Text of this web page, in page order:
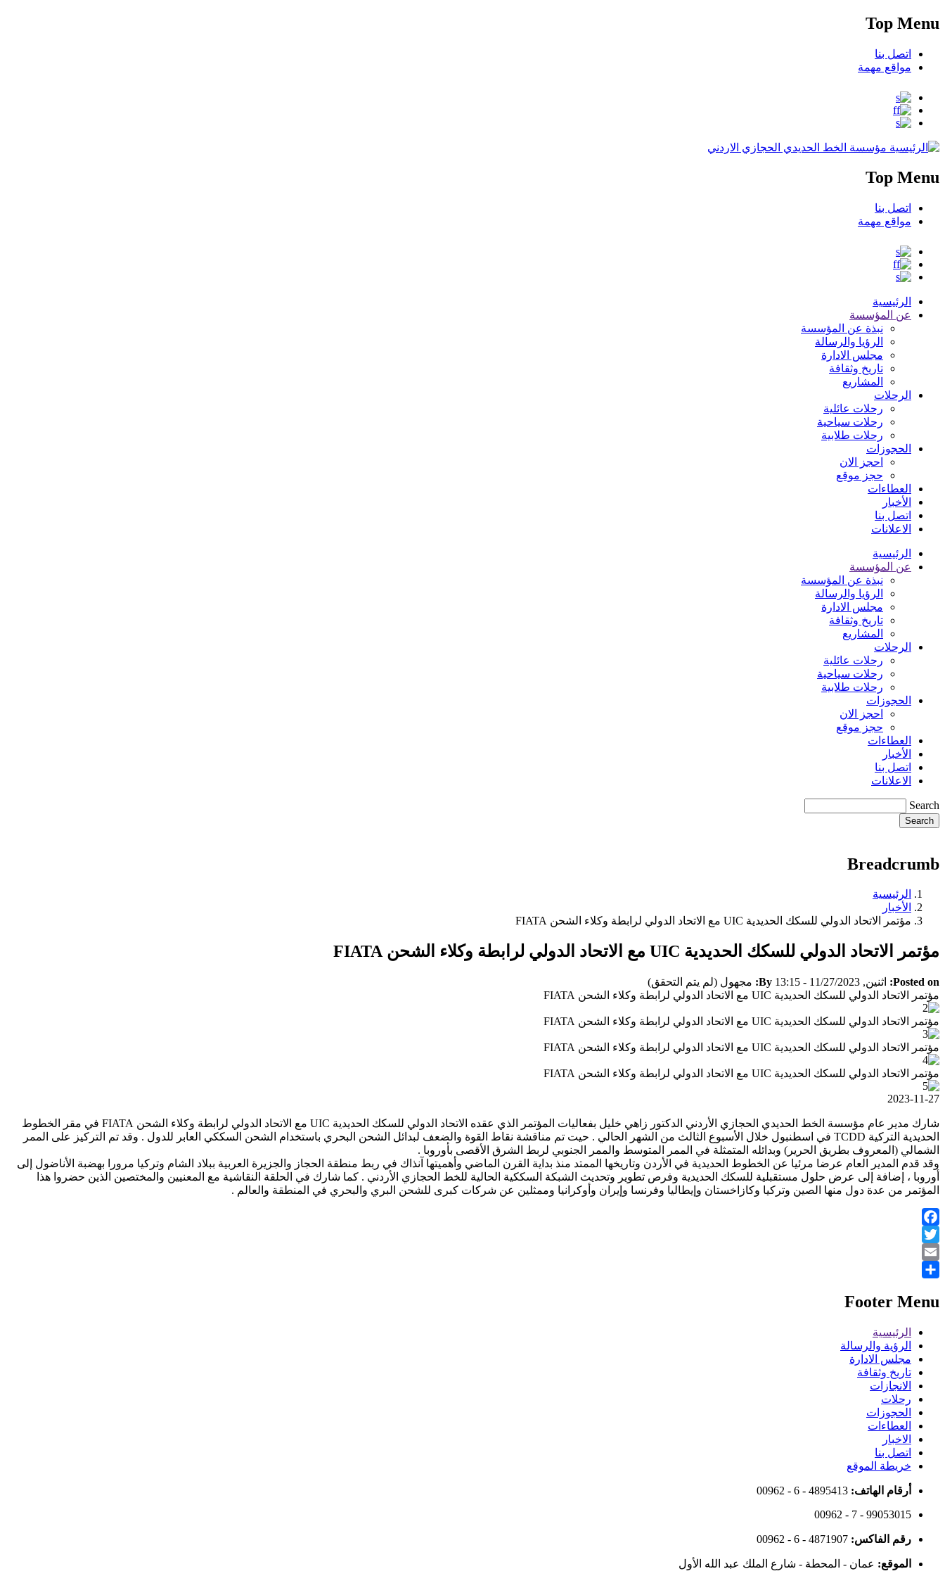
Top Menu
اتصل بنا
مواقع مهمة
مؤسسة الخط الحديدي الحجازي الاردني
Top Menu
اتصل بنا
مواقع مهمة
الرئيسية
عن المؤسسة
نبذة عن المؤسسة
الرؤيا والرسالة
مجلس الادارة
تاريخ وثقافة
المشاريع
الرحلات
رحلات عائلية
رحلات سياحية
رحلات طلابية
الحجوزات
احجز الان
حجز موقع
العطاءات
الأخبار
اتصل بنا
الاعلانات
الرئيسية
عن المؤسسة
نبذة عن المؤسسة
الرؤيا والرسالة
مجلس الادارة
تاريخ وثقافة
المشاريع
الرحلات
رحلات عائلية
رحلات سياحية
رحلات طلابية
الحجوزات
احجز الان
حجز موقع
العطاءات
الأخبار
اتصل بنا
الاعلانات
Search
Breadcrumb
الرئيسية
الأخبار
مؤتمر الاتحاد الدولي للسكك الحديدية UIC مع الاتحاد الدولي لرابطة وكلاء الشحن FIATA
مؤتمر الاتحاد الدولي للسكك الحديدية UIC مع الاتحاد الدولي لرابطة وكلاء الشحن FIATA
Posted on: اثنين, 11/27/2023 - 13:15 By: مجهول (لم يتم التحقق)
مؤتمر الاتحاد الدولي للسكك الحديدية UIC مع الاتحاد الدولي لرابطة وكلاء الشحن FIATA
مؤتمر الاتحاد الدولي للسكك الحديدية UIC مع الاتحاد الدولي لرابطة وكلاء الشحن FIATA
مؤتمر الاتحاد الدولي للسكك الحديدية UIC مع الاتحاد الدولي لرابطة وكلاء الشحن FIATA
مؤتمر الاتحاد الدولي للسكك الحديدية UIC مع الاتحاد الدولي لرابطة وكلاء الشحن FIATA
2023-11-27
شارك مدير عام مؤسسة الخط الحديدي الحجازي الأردني الدكتور زاهي خليل بفعاليات المؤتمر الذي عقده الاتحاد الدولي للسكك الحديدية UIC مع الاتحاد الدولي لرابطة وكلاء الشحن FIATA في مقر الخطوط
الحديدية التركية TCDD في اسطنبول خلال الأسبوع الثالث من الشهر الحالي . حيت تم مناقشة نقاط القوة والضعف لبدائل الشحن البحري باستخدام الشحن السككي العابر للدول . وقد تم التركيز على الممر
الشمالي (المعروف بطريق الحرير) وبدائله المتمثلة في الممر المتوسط والممر الجنوبي لربط الشرق الأقصى بأوروبا .
وقد قدم المدير العام عرضا مرئيا عن الخطوط الحديدية في الأردن وتاريخها الممتد منذ بداية القرن الماضي وأهميتها آنذاك في ربط منطقة الحجاز والجزيرة العربية ببلاد الشام وتركيا مرورا بهضبة الأناضول إلى
أوروبا ، إضافة إلى عرض حلول مستقبلية للسكك الحديدية وفرص تطوير وتحديث الشبكة السككية الحالية للخط الحجازي الأردني . كما شارك في الحلقة النقاشية مع المعنيين والمختصين الذين حضروا هذا
المؤتمر من عدة دول منها الصين وتركيا وكازاخستان وإيطاليا وفرنسا وإيران وأوكرانيا وممثلين عن شركات كبرى للشحن البري والبحري في المنطقة والعالم .
Facebook
Twitter
Email
Footer Menu
الرئيسية
الرؤية والرسالة
مجلس الادارة
تاريخ وثقافة
الانجازات
رحلات
الحجوزات
العطاءات
الاخبار
اتصل بنا
خريطة الموقع
أرقام الهاتف: 00962 - 6 - 4895413
00962 - 7 - 99053015
رقم الفاكس: 00962 - 6 - 4871907
الموقع: عمان - المحطة - شارع الملك عبد الله الأول